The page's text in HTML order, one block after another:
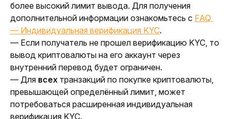
более высокий лимит вывода. Для получения
дополнительной информации ознакомьтесь с FAQ
— Индивидуальная верификация KYC.
— Если получатель не прошел верификацию KYC, то
вывод криптовалюты на его аккаунт через
внутренний перевод будет ограничен.
— Для всех транзакций по покупке криптовалюты,
превышающей определённый лимит, может
потребоваться расширенная индивидуальная
верификация KYC.